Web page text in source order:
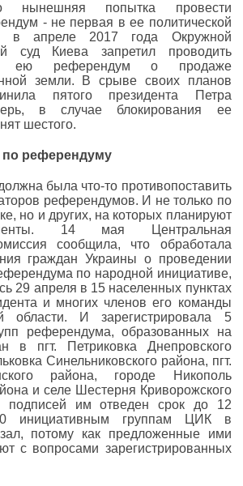
нынешняя попытка провести
- не первая в ее политической
в апреле 2017 года Окружной
суд Киева запретил проводить
ею референдум о продаже
земли. В срыве своих планов
пятого президента Петра
в случае блокирования ее
шестого.
референдуму
была что-то противопоставить
референдумов. И не только по
но и других, на которых планируют
14 мая Центральная
сообщила, что обработала
граждан Украины о проведении
по народной инициативе,
29 апреля в 15 населенных пунктах
и многих членов его команды
области. И зарегистрировала 5
референдума, образованных на
в пгт. Петриковка Днепровского
Синельниковского района, пгт.
района, городе Никополь
и селе Шестерня Криворожского
подписей им отведен срок до 12
инициативным группам ЦИК в
потому как предложенные ими
с вопросами зарегистрированных